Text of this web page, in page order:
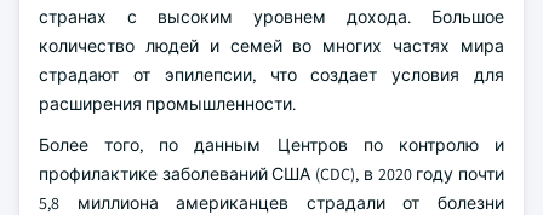
странах с высоким уровнем дохода. Большое
количество людей и семей во многих частях мира
страдают от эпилепсии, что создает условия для
расширения промышленности.
Более того, по данным Центров по контролю и
профилактике заболеваний США (CDC), в 2020 году почти
5,8 миллиона американцев страдали от болезни